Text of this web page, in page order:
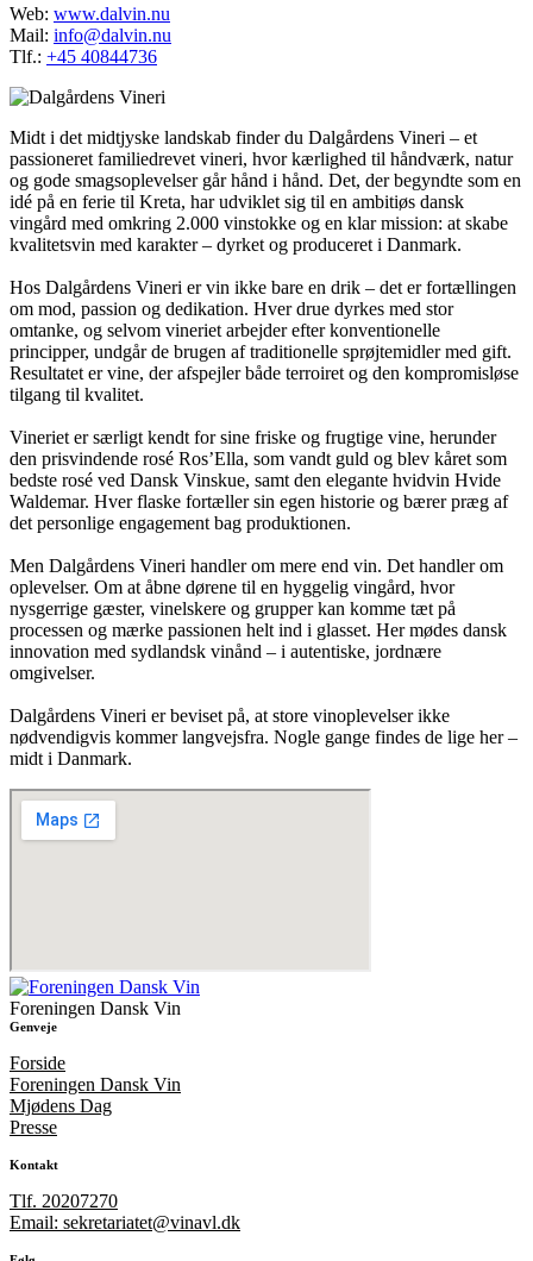
Web: www.dalvin.nu
Mail: info@dalvin.nu
Tlf.: +45 40844736
Midt i det midtjyske landskab finder du Dalgårdens Vineri – et
passioneret familiedrevet vineri, hvor kærlighed til håndværk, natur
og gode smagsoplevelser går hånd i hånd. Det, der begyndte som en
idé på en ferie til Kreta, har udviklet sig til en ambitiøs dansk
vingård med omkring 2.000 vinstokke og en klar mission: at skabe
kvalitetsvin med karakter – dyrket og produceret i Danmark.
Hos Dalgårdens Vineri er vin ikke bare en drik – det er fortællingen
om mod, passion og dedikation. Hver drue dyrkes med stor
omtanke, og selvom vineriet arbejder efter konventionelle
principper, undgår de brugen af traditionelle sprøjtemidler med gift.
Resultatet er vine, der afspejler både terroiret og den kompromisløse
tilgang til kvalitet.
Vineriet er særligt kendt for sine friske og frugtige vine, herunder
den prisvindende rosé Ros’Ella, som vandt guld og blev kåret som
bedste rosé ved Dansk Vinskue, samt den elegante hvidvin Hvide
Waldemar. Hver flaske fortæller sin egen historie og bærer præg af
det personlige engagement bag produktionen.
Men Dalgårdens Vineri handler om mere end vin. Det handler om
oplevelser. Om at åbne dørene til en hyggelig vingård, hvor
nysgerrige gæster, vinelskere og grupper kan komme tæt på
processen og mærke passionen helt ind i glasset. Her mødes dansk
innovation med sydlandsk vinånd – i autentiske, jordnære
omgivelser.
Dalgårdens Vineri er beviset på, at store vinoplevelser ikke
nødvendigvis kommer langvejsfra. Nogle gange findes de lige her –
midt i Danmark.
Foreningen Dansk Vin
Genveje
Forside
Foreningen Dansk Vin
Mjødens Dag
Presse
Kontakt
Tlf. 20207270
Email: sekretariatet@vinavl.dk